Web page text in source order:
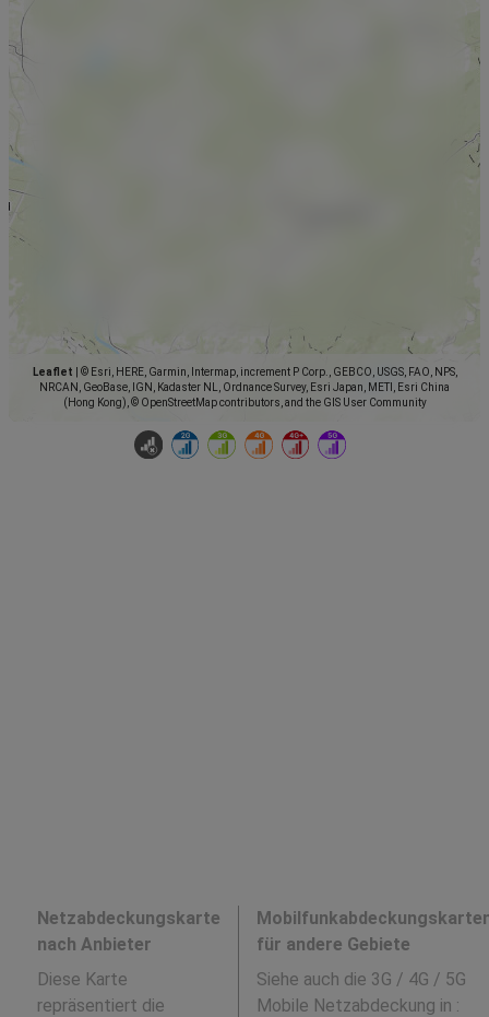
Leaflet
© Esri, HERE, Garmin, Intermap, increment P Corp., GEBCO, USGS, FAO, NPS,
NRCAN, GeoBase, IGN, Kadaster NL, Ordnance Survey, Esri Japan, METI, Esri China
(Hong Kong), © OpenStreetMap contributors, and the GIS User Community
Netzabdeckungskarte
nach Anbieter
Diese Karte
repräsentiert die
für andere Gebiete
Siehe auch die 3G / 4G / 5G
Mobile Netzabdeckung in :